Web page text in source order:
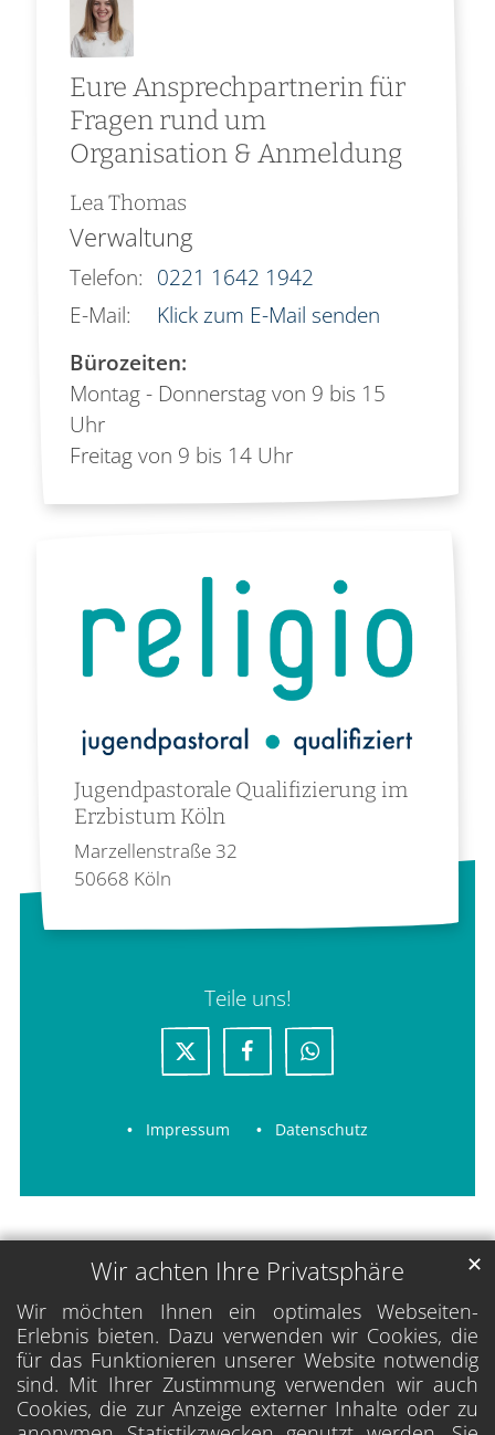
Wir achten Ihre Privatsphäre
Wir möchten Ihnen ein optimales Webseiten-
Erlebnis bieten. Dazu verwenden wir Cookies, die
für das Funktionieren unserer Website notwendig
sind. Mit Ihrer Zustimmung verwenden wir auch
Cookies, die zur Anzeige externer Inhalte oder zu
✕
Eure Ansprechpartnerin für
Fragen rund um
Organisation & Anmeldung
LeaThomas
Verwaltung
Telefon: 0221 1642 1942
E-Mail:
Klick zum E-Mail senden
Bürozeiten:
Montag - Donnerstag von 9 bis 15
Uhr
Freitag von 9 bis 14 Uhr
Jugendpastorale Qualifizierung im
Erzbistum Köln
Marzellenstraße 32
50668 Köln
Teile uns!
Impressum Datenschutz